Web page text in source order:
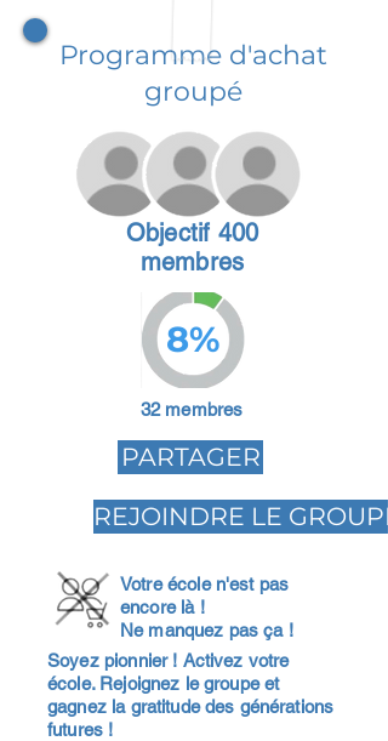
Programme d'achat
groupé
Objectif 400
membres
8%
32 membres
PARTAGER
REJOINDRE LE GROUPE
Votre école n'est pas
encore là !
Ne manquez pas ça !
Soyez pionnier ! Activez votre
école. Rejoignez le groupe et
gagnez la gratitude des générations
futures !